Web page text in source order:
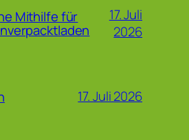
Mithilfe für
17. Juli
2026
17. Juli 2026